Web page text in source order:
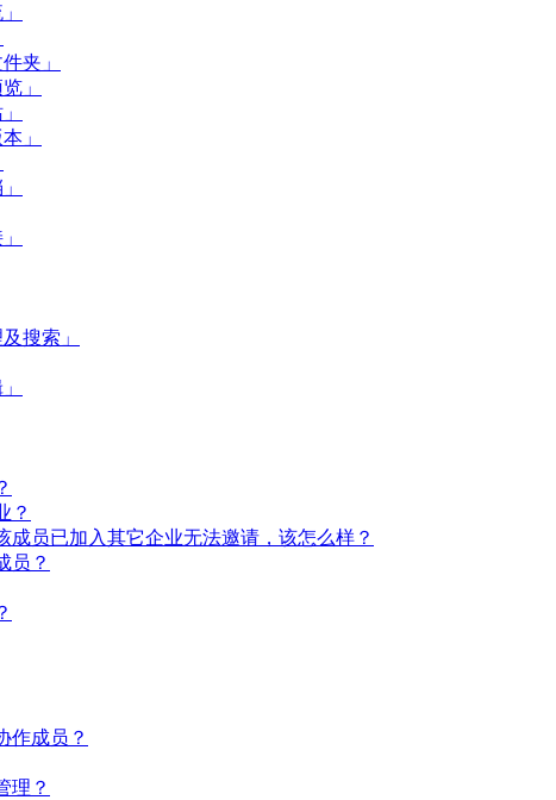
夹」
」
」
搜索」
？
成员已加入其它企业无法邀请，该怎么样？
员？
作成员？
理？